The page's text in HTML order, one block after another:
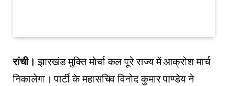
रांची। झारखंड मुक्ति मोर्चा कल पूरे राज्य में आक्रोश मार्च
निकालेगा। पार्टी के महासचिव विनोद कुमार पाण्डेय ने